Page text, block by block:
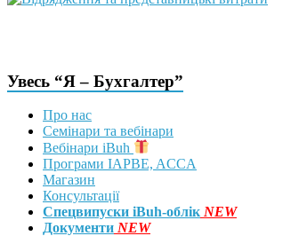
Увесь “Я – Бухгалтер”
Про нас
Семінари та вебінари
Вебінари iBuh
Програми IAPBE, ACCA
Магазин
Консультації
Спецвипуски iBuh-облік NEW
Документи NEW